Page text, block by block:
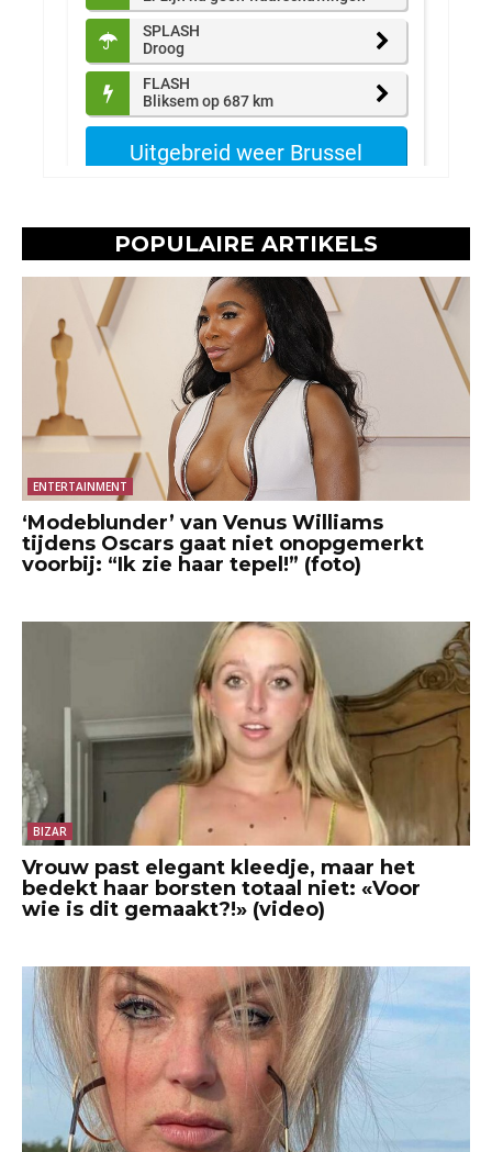
POPULAIRE ARTIKELS
ENTERTAINMENT
‘Modeblunder’ van Venus Williams
tijdens Oscars gaat niet onopgemerkt
voorbij: “Ik zie haar tepel!” (foto)
BIZAR
Vrouw past elegant kleedje, maar het
bedekt haar borsten totaal niet: «Voor
wie is dit gemaakt?!» (video)